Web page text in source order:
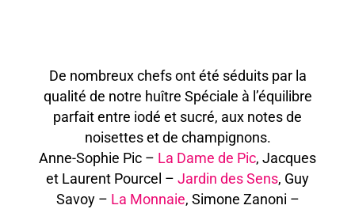
De nombreux chefs ont été séduits par la
qualité de notre huître Spéciale à l’équilibre
parfait entre iodé et sucré, aux notes de
noisettes et de champignons.
Anne-Sophie Pic – La Dame de Pic, Jacques
et Laurent Pourcel – Jardin des Sens, Guy
Savoy – La Monnaie, Simone Zanoni –